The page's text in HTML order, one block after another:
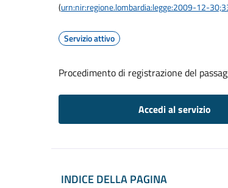
(urn:nir:regione.lombardia:legge:2009-12-
Servizio attivo
Procedimento di registrazione del
Accedi al servizio
INDICE DELLA PAGINA